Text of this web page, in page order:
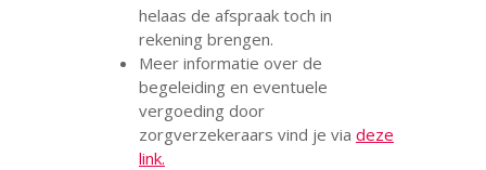
helaas de afspraak toch in
rekening brengen.
Meer informatie over de
begeleiding en eventuele
vergoeding door
zorgverzekeraars vind je via deze
link.